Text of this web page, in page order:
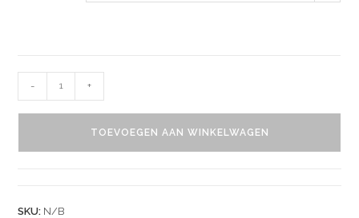
- +
TOEVOEGEN AAN WINKELWAGEN
SKU: N/B